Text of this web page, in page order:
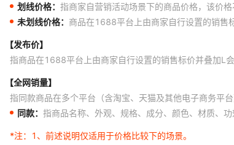
划线价格： 指商家自营销活动场景下的商品价格，该价
未划线价格： 商品在1688平台上由商家自行设置的销售
【发布价】
指商品在1688平台上由商家自行设置的销售标价并叠加L
【全网销量】
指同款商品在多个平台（含淘宝、天猫及其他电子商务平
同款： 指商品名称、外观、规格、成分、颜色、材质、
*注：
1、前述说明仅适用于价格比较下的场景。